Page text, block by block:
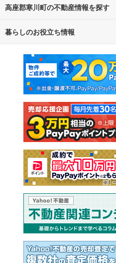
路線・駅から探す
通勤・通学時間から探す
高座郡寒川町の不動産情報を探す
不動産・住宅
新築マンション
新築一戸建て
注文住宅
売却査定
暮らしのお役立ち情報
マンションカタログ